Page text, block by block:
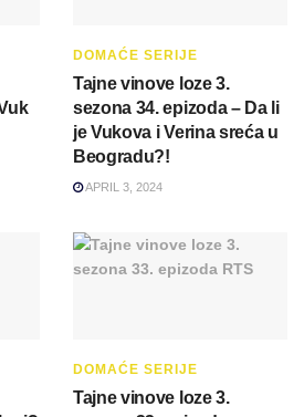
DOMAĆE SERIJE
Tajne vinove loze 3.
sezona 34. epizoda – Da li
je Vukova i Verina sreća u
Beogradu?!
APRIL 3, 2024
DOMAĆE SERIJE
Tajne vinove loze 3.